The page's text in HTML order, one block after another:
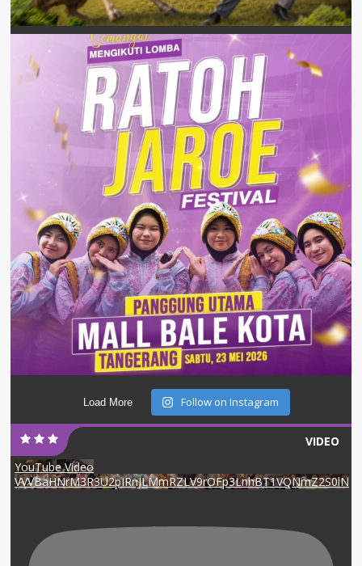
Load More Follow on Instagram
VIDEO
YouTube Video
VVVBaHNrM3R3U2pIRnJLMmRZLV9rOFp3LnhBT1VQNmZ2S0lN